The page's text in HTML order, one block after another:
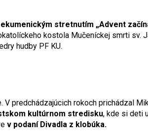
ekumenickým stretnutím „Advent
kostola Mučeníckej smrti
hudby PF KU.
predchádzajúcich rokoch prichádzal
kultúrnom stredisku, kde si deti
v podaní Divadla z klobúka.